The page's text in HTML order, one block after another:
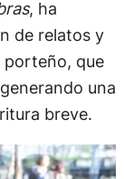
, ha
de relatos y
porteño, que
una
breve.